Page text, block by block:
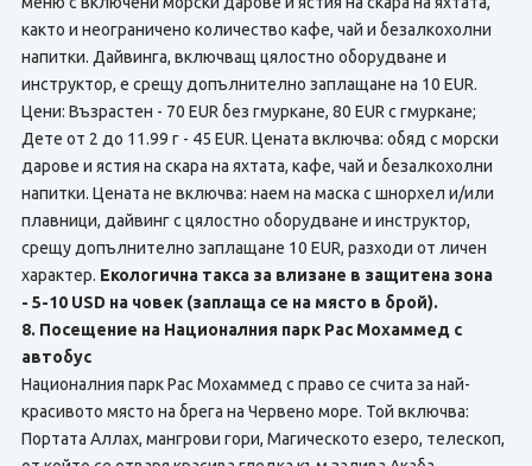
както и неограничено количество кафе, чай и безалкохолни
напитки. Дайвинга, включващ цялостно оборудване и
инструктор, е срещу допълнително заплащане на 10 EUR.
Цени: Възрастен - 70 EUR без гмуркане, 80 EUR с гмуркане;
Дете от 2 до 11.99 г - 45 EUR. Цената включва: обяд с морски
дарове и ястия на скара на яхтата, кафе, чай и безалкохолни
напитки. Цената не включва: наем на маска с шнорхел и/или
плавници, дайвинг с цялостно оборудване и инструктор,
срещу допълнително заплащане 10 EUR, разходи от личен
характер. Екологична такса за влизане в защитена зона
- 5-10 USD на човек (заплаща се на място в брой).
8. Посещение на Националния парк Рас Мохаммед с
автобус
Националния парк Рас Мохаммед с право се счита за най-
красивото място на брега на Червено море. Той включва:
Портата Аллах, мангрови гори, Магическото езеро, телескоп,